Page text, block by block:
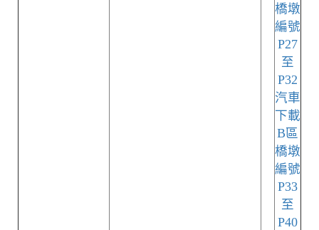
橋墩
編號
P27
至
P32
汽車
下載
B區
橋墩
編號
P33
至
P40